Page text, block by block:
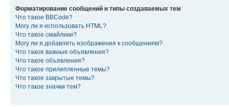
Форматирование сообщений и типы создаваемых тем
Что такое BBCode?
Могу ли я использовать HTML?
Что такое смайлики?
Могу ли я добавлять изображения к сообщениям?
Что такое важные объявления?
Что такое объявления?
Что такое прилепленные темы?
Что такое закрытые темы?
Что такое значки тем?